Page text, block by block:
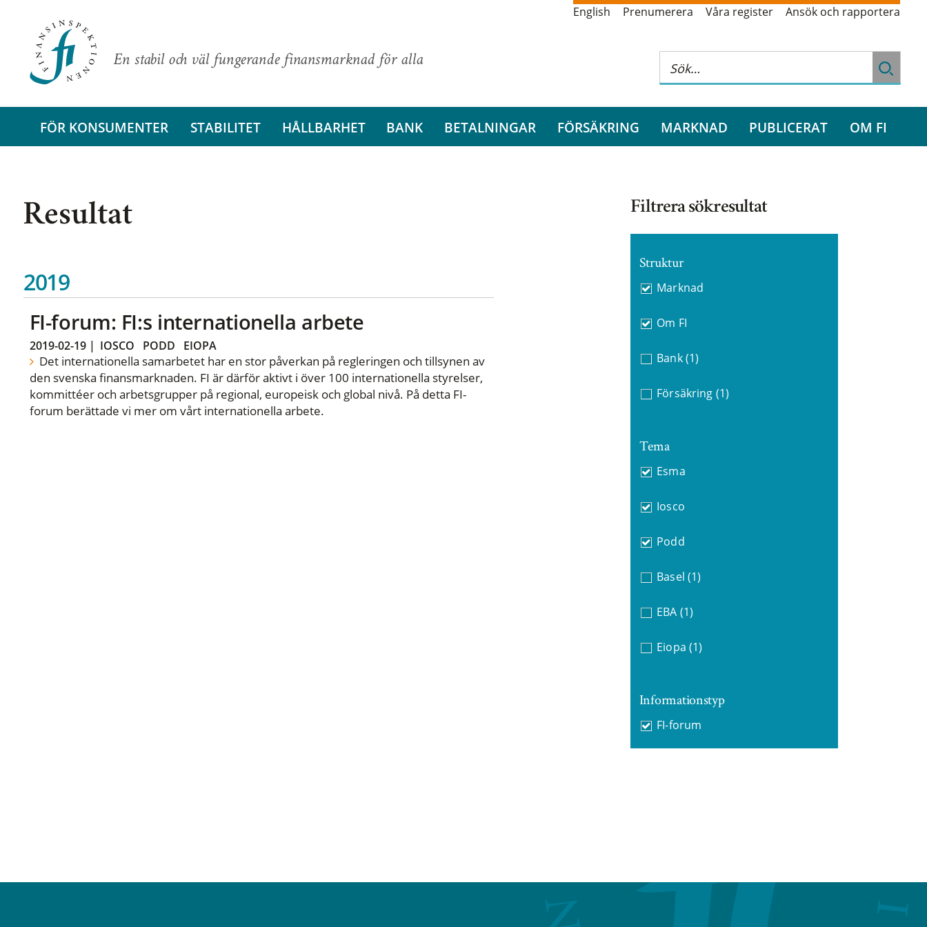
En stabil och väl fungerande finansmarknad för alla
English Prenumerera Våra register Ansök och rapportera
FÖR KONSUMENTER STABILITET HÅLLBARHET BANK BETALNINGAR FÖRSÄKRING MARKNAD PUBLICERAT OM FI
Resultat
2019
FI-forum: FI:s internationella arbete
2019-02-19| IOSCO PODD EIOPA
Det internationella samarbetet har en stor påverkan på regleringen och tillsynen av
den svenska finansmarknaden. FI är därför aktivt i över 100 internationella styrelser,
kommittéer och arbetsgrupper på regional, europeisk och global nivå. På detta FI-
forum berättade vi mer om vårt internationella arbete.
Filtrera sökresultat
Struktur
Marknad
Om FI
Bank (1)
Försäkring (1)
Tema
Esma
Iosco
Podd
Basel (1)
EBA (1)
Eiopa (1)
Informationstyp
FI-forum